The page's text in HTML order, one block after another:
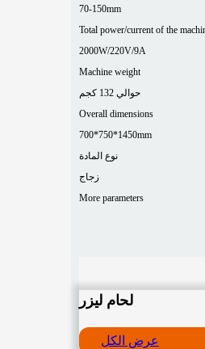
70-150mm
Total power/current of the
2000W/220V/9A
Machine weight
حوالي 132 كجم
Overall dimensions
700*750*1450mm
نوع المادة
زجاج
More parameters
لحام ليزر
عرض الكل